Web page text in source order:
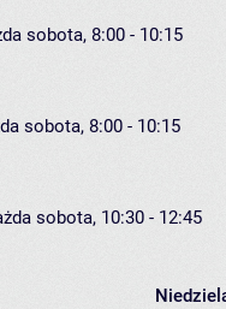
sobota, 8:00 - 10:15
sobota, 8:00 - 10:15
sobota, 10:30 - 12:45